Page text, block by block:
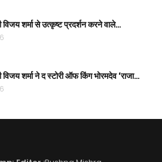
शर्मा से उत्कृष्ट प्रदर्शन करने वाले…
शर्मा ने द स्टोरी ऑफ किंग भोरमदेव ‘राजा…